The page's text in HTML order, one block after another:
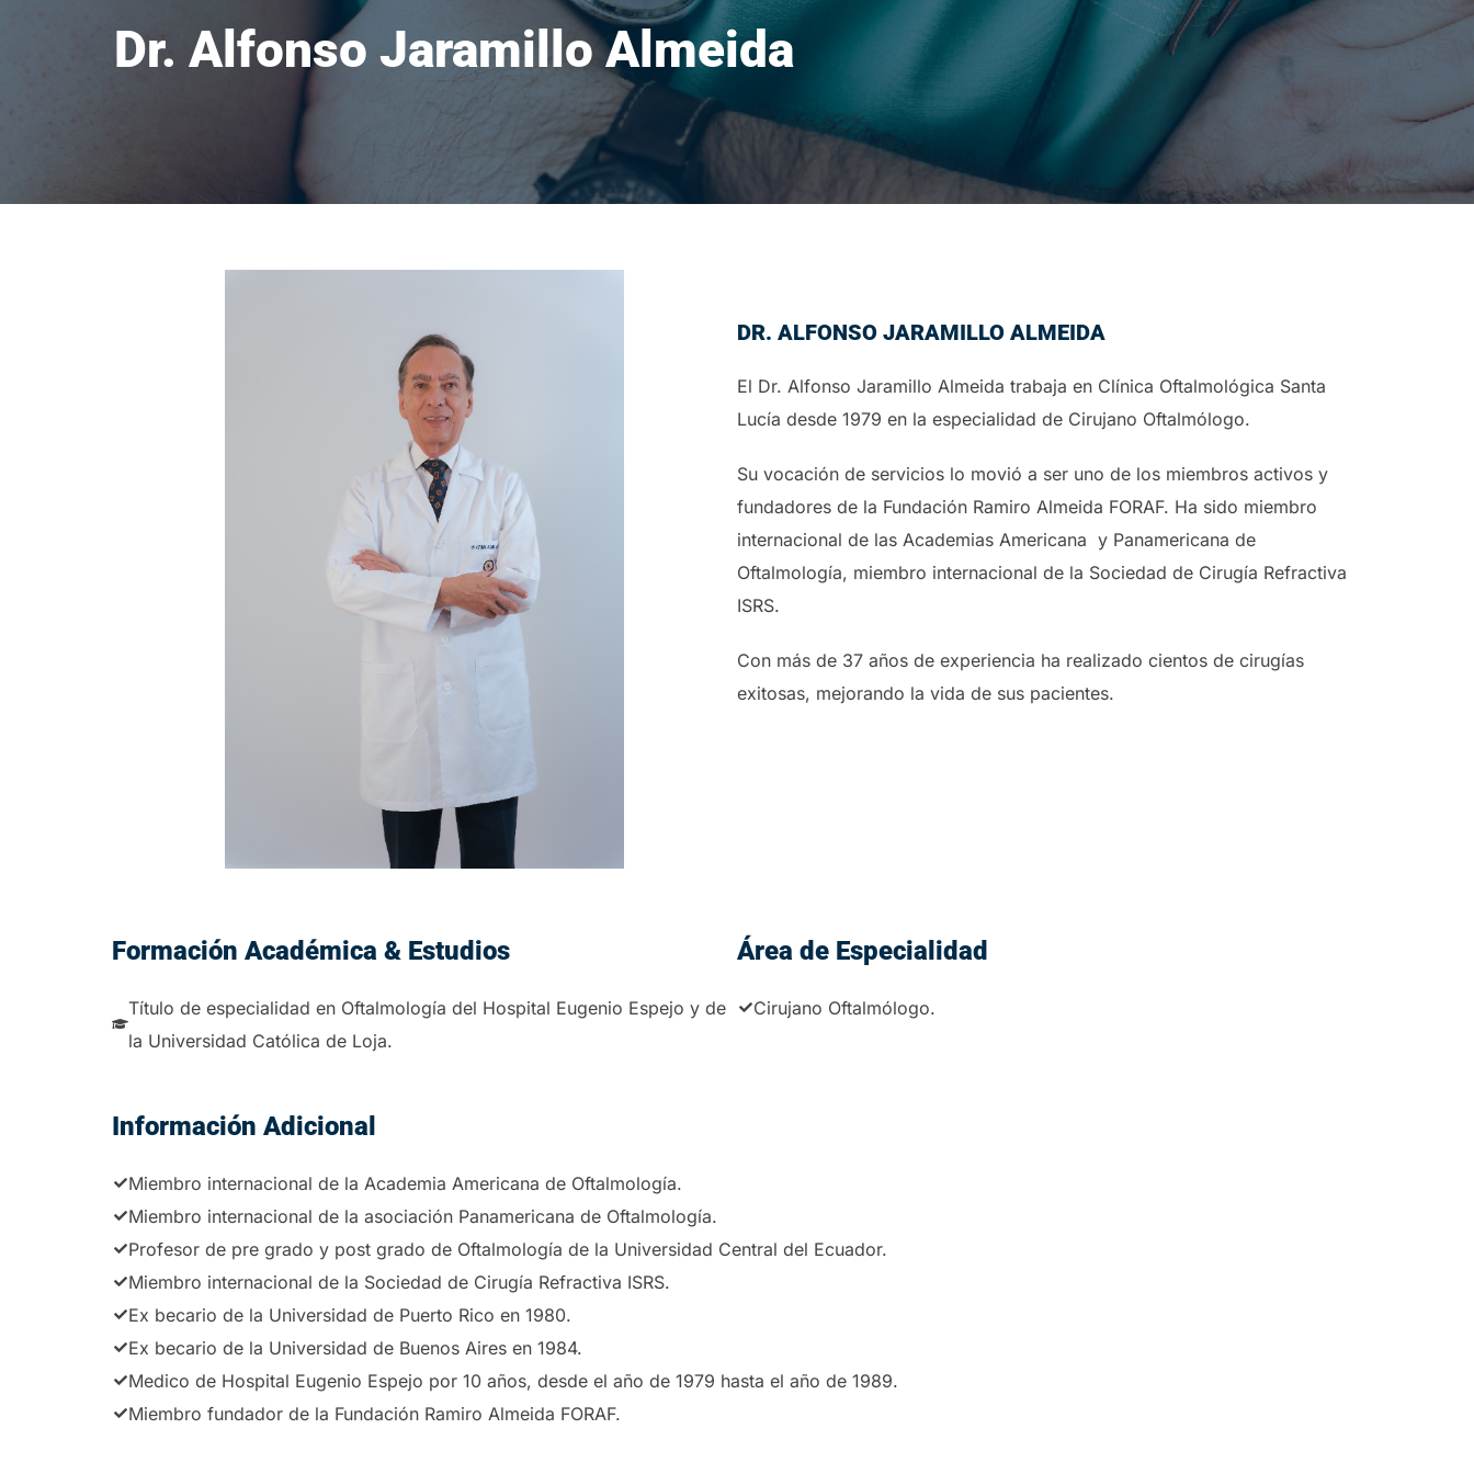
Dr. Alfonso Jaramillo Almeida
DR. ALFONSO JARAMILLO ALMEIDA
El Dr. Alfonso Jaramillo Almeida trabaja en Clínica Oftalmológica Santa
Lucía desde 1979 en la especialidad de Cirujano Oftalmólogo.
Su vocación de servicios lo movió a ser uno de los miembros activos y
fundadores de la Fundación Ramiro Almeida FORAF. Ha sido miembro
internacional de las Academias Americana y Panamericana de
Oftalmología, miembro internacional de la Sociedad de Cirugía Refractiva
ISRS.
Con más de 37 años de experiencia ha realizado cientos de cirugías
exitosas, mejorando la vida de sus pacientes.
Formación Académica & Estudios
Título de especialidad en Oftalmología del Hospital Eugenio Espejo y de
la Universidad Católica de Loja.
Área de Especialidad
Cirujano Oftalmólogo.
Información Adicional
Miembro internacional de la Academia Americana de Oftalmología.
Miembro internacional de la asociación Panamericana de Oftalmología.
Profesor de pre grado y post grado de Oftalmología de la Universidad Central del Ecuador.
Miembro internacional de la Sociedad de Cirugía Refractiva ISRS.
Ex becario de la Universidad de Puerto Rico en 1980.
Ex becario de la Universidad de Buenos Aires en 1984.
Medico de Hospital Eugenio Espejo por 10 años, desde el año de 1979 hasta el año de 1989.
Miembro fundador de la Fundación Ramiro Almeida FORAF.